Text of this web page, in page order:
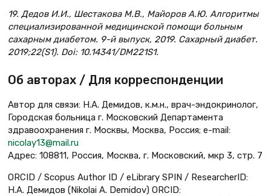
19. Дедов И.И., Шестакова М.В., Майоров А.Ю. Алгоритмы
специализированной медицинской помощи больным
сахарным диабетом. 9-й выпуск, 2019. Сахарный диабет.
2019;22(S1). Doi: 10.14341/DM221S1.
Об авторах / Для корреспонденции
Автор для связи: Н.А. Демидов, к.м.н., врач-эндокринолог,
Городская больница г. Московский Департамента
здравоохранения г. Москвы, Москва, Россия; e-mail:
nicolay13@mail.ru
Адрес: 108811, Россия, Москва, г. Московский, мкр 3, стр. 7
ORCID / Scopus Author ID / eLibrary SPIN / ResearcherID:
Н.А. Демидов (Nikolai A. Demidov) ORCID: